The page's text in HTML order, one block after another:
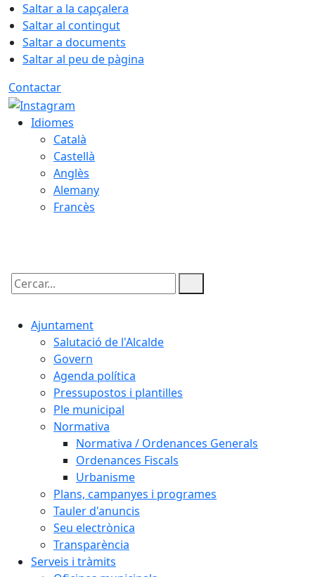
Saltar a la capçalera
Saltar al contingut
Saltar a documents
Saltar al peu de pàgina
Contactar
Idiomes
Català
Castellà
Anglès
Alemany
Francès
Cercar:
Ajuntament
Salutació de l'Alcalde
Govern
Agenda política
Pressupostos i plantilles
Ple municipal
Normativa
Normativa / Ordenances Generals
Ordenances Fiscals
Urbanisme
Plans, campanyes i programes
Tauler d'anuncis
Seu electrònica
Transparència
Serveis i tràmits